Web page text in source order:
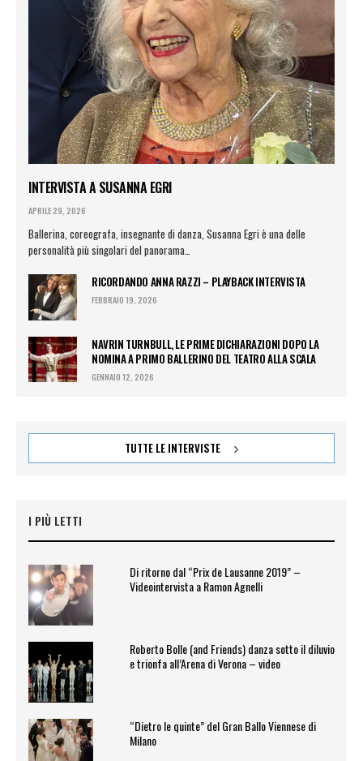
INTERVISTA A SUSANNA EGRI
APRILE 29, 2026
Ballerina, coreografa, insegnante di danza, Susanna Egri è una delle
personalità più singolari del panorama…
RICORDANDO ANNA RAZZI – PLAYBACK INTERVISTA
FEBBRAIO 19, 2026
NAVRIN TURNBULL, LE PRIME DICHIARAZIONI DOPO LA
NOMINA A PRIMO BALLERINO DEL TEATRO ALLA SCALA
GENNAIO 12, 2026
TUTTE LE INTERVISTE
I PIÙ LETTI
Di ritorno dal “Prix de Lausanne 2019” –
Videointervista a Ramon Agnelli
Roberto Bolle (and Friends) danza sotto il diluvio
e trionfa all’Arena di Verona – video
“Dietro le quinte” del Gran Ballo Viennese di
Milano